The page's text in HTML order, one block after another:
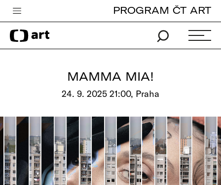
Česká televize
Zpravodajství
Pro děti
edu
Vše o ČT
PROGRAM ČT ART
MAMMA MIA!
24. 9. 2025 21:00, Praha